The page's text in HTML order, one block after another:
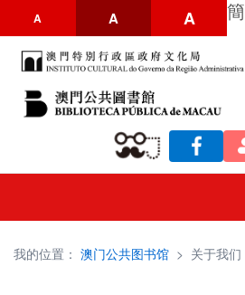
A A A 簡
我的位置： 澳门公共图书馆 > 关于我们